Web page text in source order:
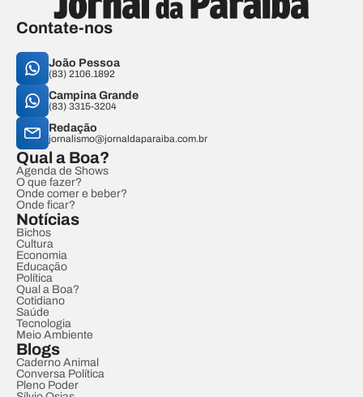
Contate-nos
João Pessoa
(83) 2106.1892
Campina Grande
(83) 3315-3204
Redação
jornalismo@jornaldaparaiba.com.br
Qual a Boa?
Agenda de Shows
O que fazer?
Onde comer e beber?
Onde ficar?
Notícias
Bichos
Cultura
Economia
Educação
Política
Qual a Boa?
Cotidiano
Saúde
Tecnologia
Meio Ambiente
Blogs
Caderno Animal
Conversa Política
Pleno Poder